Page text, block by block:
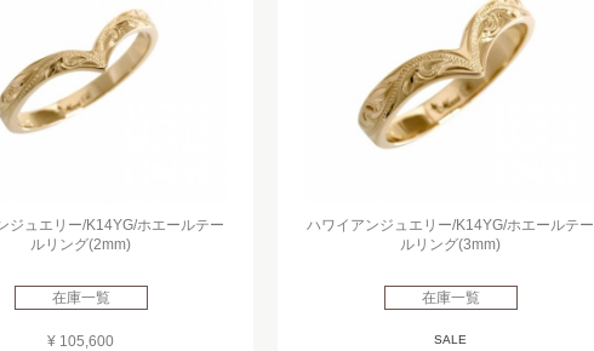
ジュエリー/K14YG/ホエールテー
ルリング(2mm)
在庫一覧
¥ 105,600
ハワイアンジュエリー/K14YG/ホエールテー
ルリング(3mm)
在庫一覧
SALE